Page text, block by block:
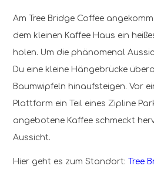
Am Tree Bridge Coffee
dem kleinen Kaffee Haus ein
holen. Um die phänomenal
Du eine kleine Hängebrücke
Baumwipfeln hinaufsteigen. Vor
Plattform ein Teil eines Zipline
angebotene Kaffee schmeckt
Aussicht.
Hier geht es zum Standort: Tree